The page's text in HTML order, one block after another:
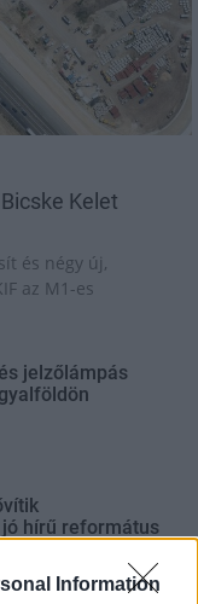
Information
Kelet
és négy új,
az M1-es
jelzőlámpás
hírű református